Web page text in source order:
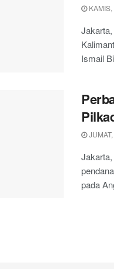
KAMIS,
Ismail
pada